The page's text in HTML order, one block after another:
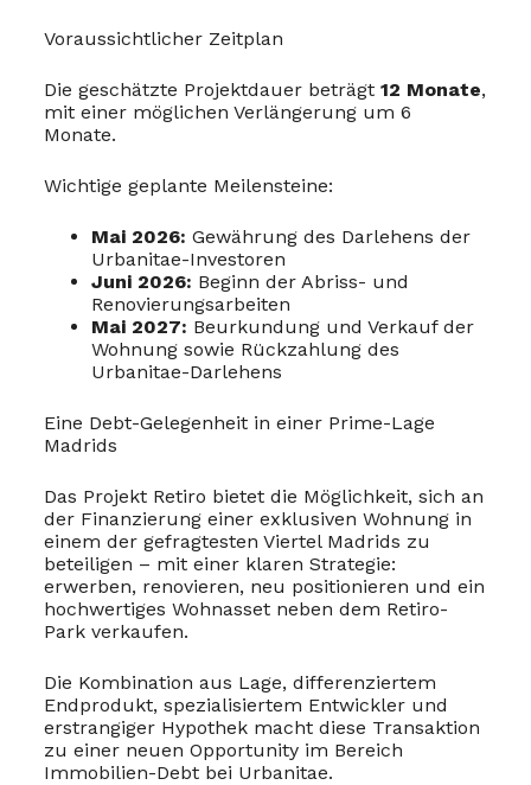
Voraussichtlicher Zeitplan
Die geschätzte Projektdauer beträgt 12 Monate,
mit einer möglichen Verlängerung um 6
Monate.
Wichtige geplante Meilensteine:
Mai 2026: Gewährung des Darlehens der
Urbanitae-Investoren
Juni 2026: Beginn der Abriss- und
Renovierungsarbeiten
Mai 2027: Beurkundung und Verkauf der
Wohnung sowie Rückzahlung des
Urbanitae-Darlehens
Eine Debt-Gelegenheit in einer Prime-Lage
Madrids
Das Projekt Retiro bietet die Möglichkeit, sich an
der Finanzierung einer exklusiven Wohnung in
einem der gefragtesten Viertel Madrids zu
beteiligen – mit einer klaren Strategie:
erwerben, renovieren, neu positionieren und ein
hochwertiges Wohnasset neben dem Retiro-
Park verkaufen.
Die Kombination aus Lage, differenziertem
Endprodukt, spezialisiertem Entwickler und
erstrangiger Hypothek macht diese Transaktion
zu einer neuen Opportunity im Bereich
Immobilien-Debt bei Urbanitae.